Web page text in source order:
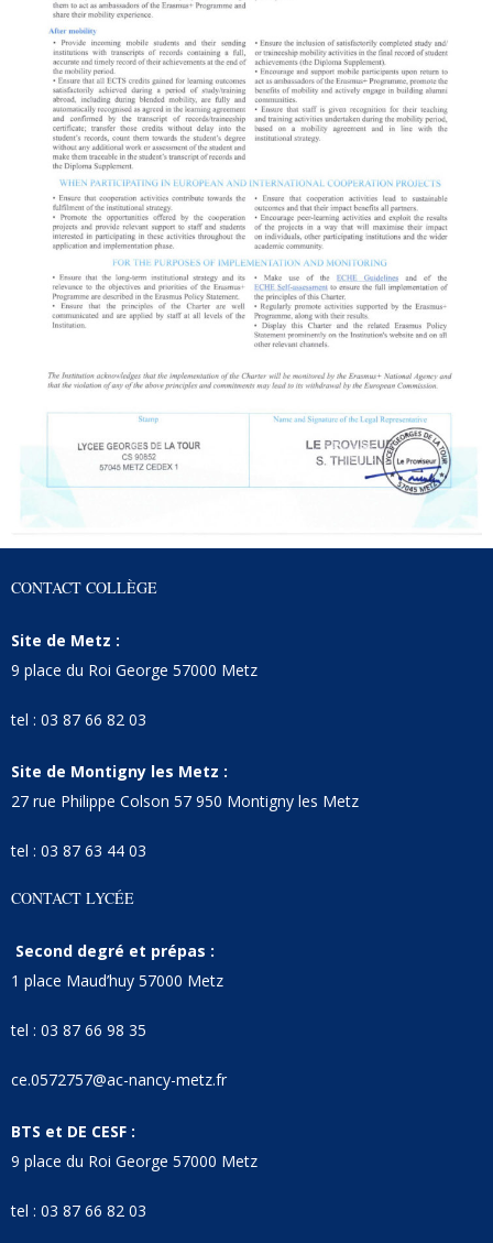
CONTACT COLLÈGE
Site de Metz :
9 place du Roi George 57000 Metz
tel : 03 87 66 82 03
Site de Montigny les Metz :
27 rue Philippe Colson 57 950 Montigny les Metz
tel : 03 87 63 44 03
CONTACT LYCÉE
Second degré et prépas :
1 place Maud’huy 57000 Metz
tel : 03 87 66 98 35
ce.0572757@ac-nancy-metz.fr
BTS et DE CESF :
9 place du Roi George 57000 Metz
tel : 03 87 66 82 03